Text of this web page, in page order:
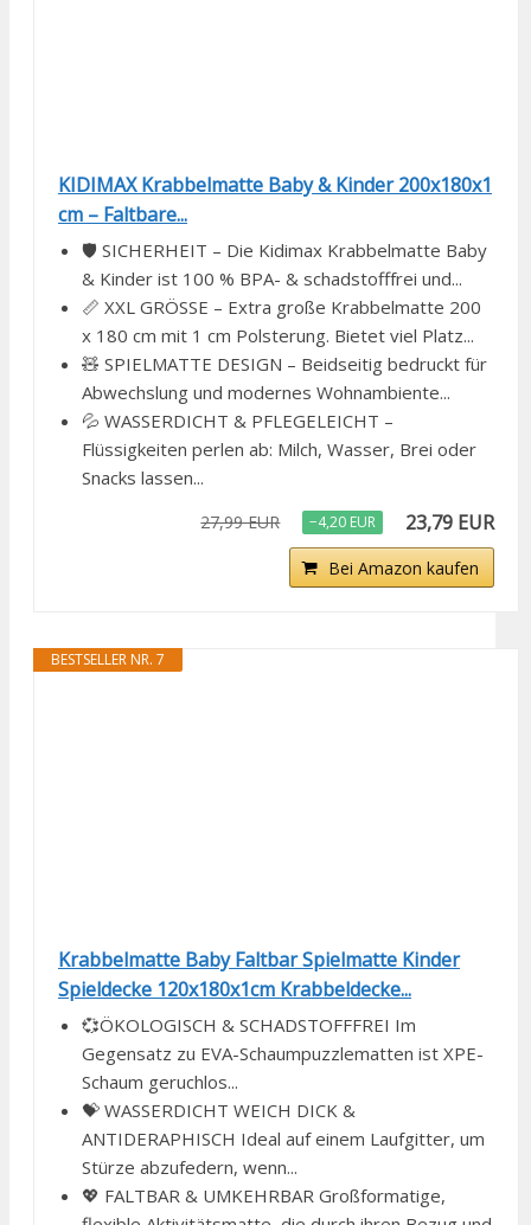
KIDIMAX Krabbelmatte Baby & Kinder 200x180x1
cm – Faltbare...
🛡️ SICHERHEIT – Die Kidimax Krabbelmatte Baby
& Kinder ist 100 % BPA- & schadstofffrei und...
📏 XXL GRÖSSE – Extra große Krabbelmatte 200
x 180 cm mit 1 cm Polsterung. Bietet viel Platz...
🧸 SPIELMATTE DESIGN – Beidseitig bedruckt für
Abwechslung und modernes Wohnambiente...
💦 WASSERDICHT & PFLEGELEICHT –
Flüssigkeiten perlen ab: Milch, Wasser, Brei oder
Snacks lassen...
27,99 EUR −4,20 EUR 23,79 EUR
Bei Amazon kaufen
BESTSELLER NR. 7
Krabbelmatte Baby Faltbar Spielmatte Kinder
Spieldecke 120x180x1cm Krabbeldecke...
💞ÖKOLOGISCH & SCHADSTOFFFREI Im
Gegensatz zu EVA-Schaumpuzzlematten ist XPE-
Schaum geruchlos...
💝 WASSERDICHT WEICH DICK &
ANTIDERAPHISCH Ideal auf einem Laufgitter, um
Stürze abzufedern, wenn...
💖 FALTBAR & UMKEHRBAR Großformatige,